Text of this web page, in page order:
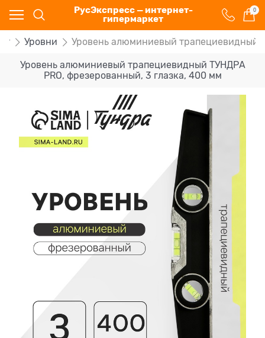
РусЭкспресс — интернет-
гипермаркет
0
Уровни Уровень алюминиевый трапециевидный
Уровень алюминиевый трапециевидный ТУНДРА
PRO, фрезерованный, 3 глазка, 400 мм